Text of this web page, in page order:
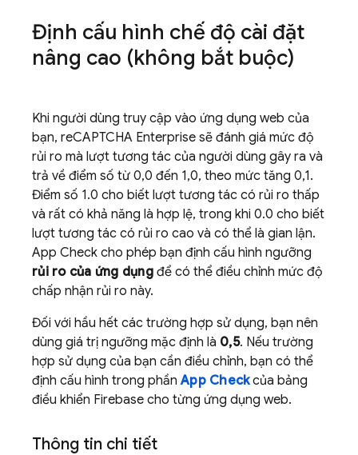
Định cấu hình chế độ cài đặt
nâng cao (không bắt buộc)
Khi người dùng truy cập vào ứng dụng web của
bạn, reCAPTCHA Enterprise sẽ đánh giá mức độ
rủi ro mà lượt tương tác của người dùng gây ra và
trả về điểm số từ 0,0 đến 1,0, theo mức tăng 0,1.
Điểm số 1.0 cho biết lượt tương tác có rủi ro thấp
và rất có khả năng là hợp lệ, trong khi 0.0 cho biết
lượt tương tác có rủi ro cao và có thể là gian lận.
App Check cho phép bạn định cấu hình ngưỡng
rủi ro của ứng dụngđể có thể điều chỉnh mức độ
chấp nhận rủi ro này.
Đối với hầu hết các trường hợp sử dụng, bạn nên
dùng giá trị ngưỡng mặc định là 0,5. Nếu trường
hợp sử dụng của bạn cần điều chỉnh, bạn có thể
định cấu hình trong phầnApp Checkcủa bảng
điều khiển Firebase cho từng ứng dụng web.
Thông tin chi tiết